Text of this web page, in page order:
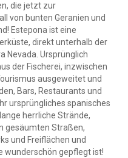
die jetzt zur
von bunten Geranien und
Estepona ist eine
direkt unterhalb der
Nevada. Ursprünglich
der Fischerei, inzwischen
ausgeweitet und
Bars, Restaurants und
ursprüngliches spanisches
herrliche Strände,
gesäumten Straßen,
und Freiflächen und
wunderschön gepflegt ist!